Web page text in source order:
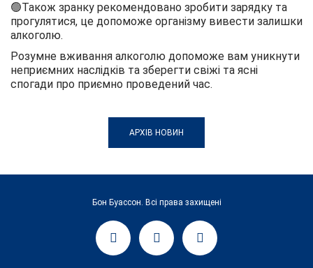
🟢Також зранку рекомендовано зробити зарядку та
прогулятися, це допоможе організму вивести залишки
алкоголю.
Розумне вживання алкоголю допоможе вам уникнути
неприємних наслідків та зберегти свіжі та ясні
спогади про приємно проведений час.
АРХІВ НОВИН
Бон Буассон. Всі права захищені